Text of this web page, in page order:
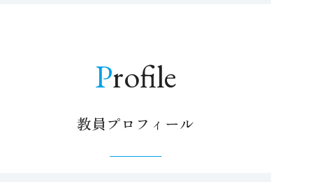
Profile
教員プロフィール